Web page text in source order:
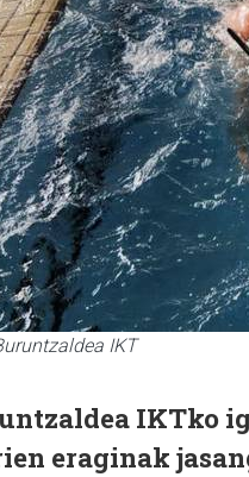
IKT
IKTko
eraginak